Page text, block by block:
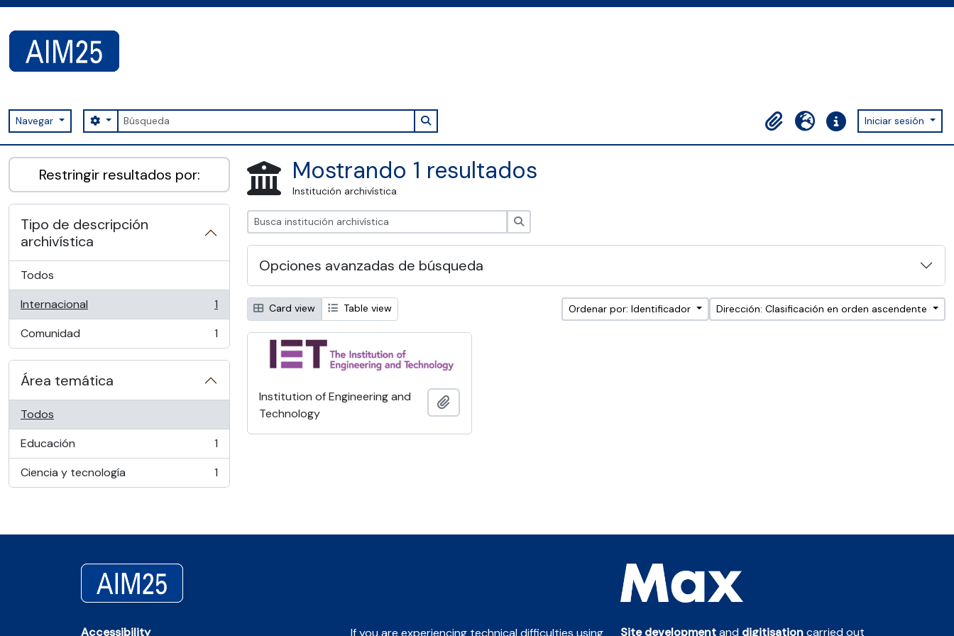
Navegar Búsqueda
Search options Search in browse page
Portapapeles
Idioma Enlaces rápidos
Iniciar sesión
AIM25 - AtoM 2.8.2
Restringir resultados por:
Tipo de descripción
archivística
Todos
Internacional
, 1 resultados
1
Comunidad
, 1 resultados 1
Área temática
Todos
Educación
, 1 resultados
1
Ciencia y tecnología
, 1 resultados 1
Mostrando 1 resultados
Institución archivística
Opciones avanzadas de búsqueda
Card view Table view Ordenar por: Identificador Dirección: Clasificación en orden ascendente
Institution of Engineering and
Technology
Accessibility If you are experiencing technical difficulties using Site developmentand digitisationcarried out